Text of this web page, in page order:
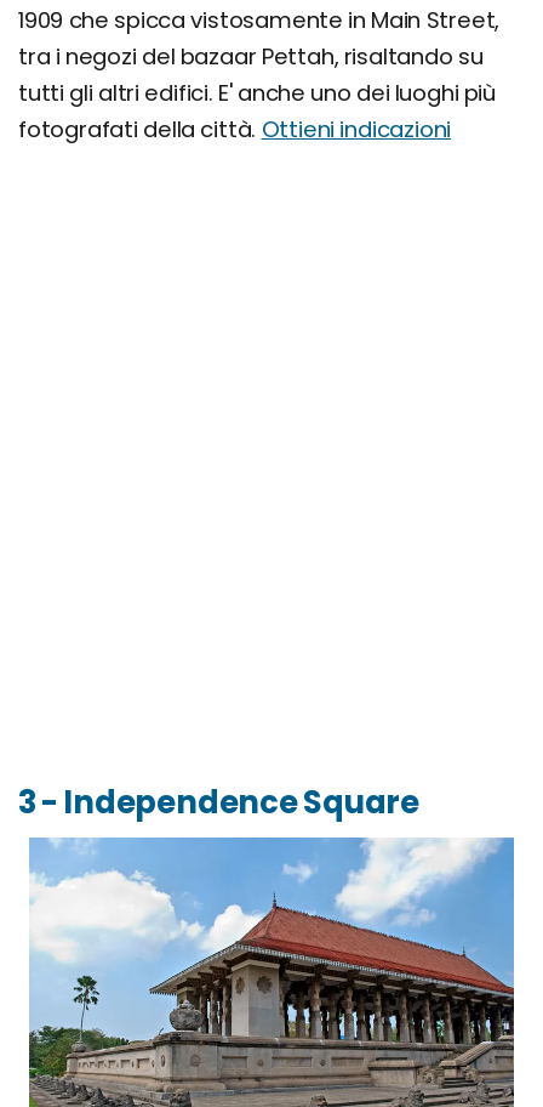
1909 che spicca vistosamente in Main Street,
tra i negozi del bazaar Pettah, risaltando su
tutti gli altri edifici. E' anche uno dei luoghi più
fotografati della città. Ottieni indicazioni
3 - Independence Square